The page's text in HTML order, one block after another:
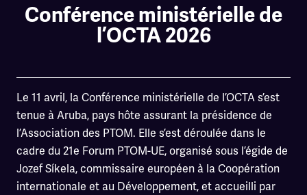
Conférence ministérielle de
l’OCTA 2026
Le 11 avril, la Conférence ministérielle de l’OCTA s’est
tenue à Aruba, pays hôte assurant la présidence de
l’Association des PTOM. Elle s’est déroulée dans le
cadre du 21e Forum PTOM-UE, organisé sous l’égide de
Jozef Síkela, commissaire européen à la Coopération
internationale et au Développement, et accueilli par